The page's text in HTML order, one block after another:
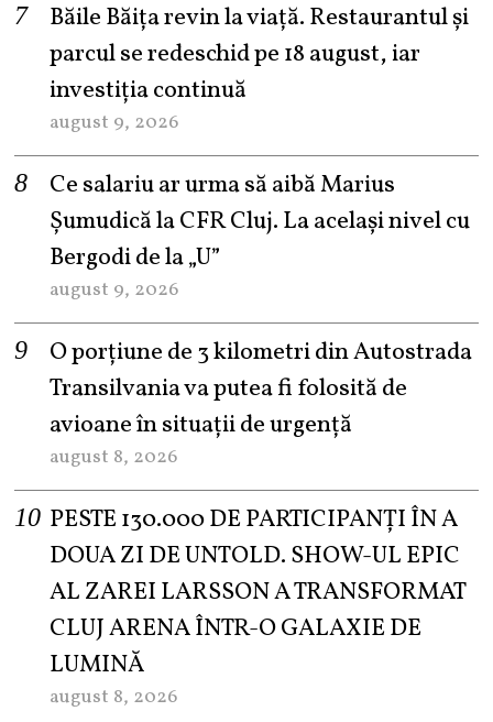
Băile Băița revin la viață. Restaurantul și
parcul se redeschid pe 18 august, iar
investiția continuă
august 9, 2026
Ce salariu ar urma să aibă Marius
Șumudică la CFR Cluj. La același nivel cu
Bergodi de la „U”
august 9, 2026
O porțiune de 3 kilometri din Autostrada
Transilvania va putea fi folosită de
avioane în situații de urgență
august 8, 2026
PESTE 130.000 DE PARTICIPANȚI ÎN A
DOUA ZI DE UNTOLD. SHOW-UL EPIC
AL ZAREI LARSSON A TRANSFORMAT
CLUJ ARENA ÎNTR-O GALAXIE DE
LUMINĂ
august 8, 2026